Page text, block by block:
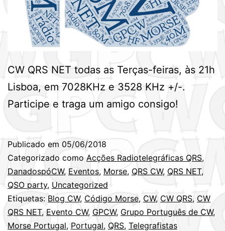
CW QRS NET todas as Terças-feiras, às 21h
Lisboa, em 7028KHz e 3528 KHz +/-.
Participe e traga um amigo consigo!
Publicado em 05/06/2018
Categorizado como Acções Radiotelegráficas QRS,
DanadospóCW, Eventos, Morse, QRS CW, QRS NET,
QSO party, Uncategorized
Etiquetas: Blog CW, Código Morse, CW, CW QRS, CW
QRS NET, Evento CW, GPCW, Grupo Português de CW,
Morse Portugal, Portugal, QRS, Telegrafistas